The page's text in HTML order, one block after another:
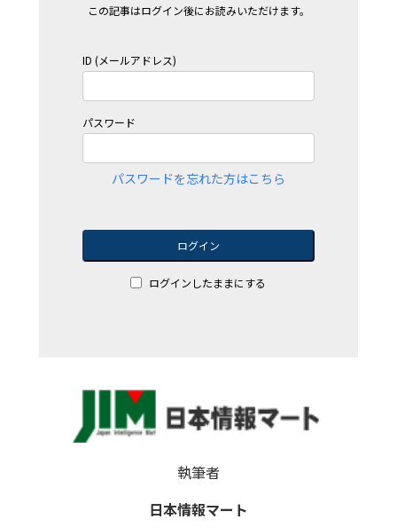
この記事はログイン後にお読みいただけます。
ID (メールアドレス)
パスワード
パスワードを忘れた方はこちら
ログイン
ログインしたままにする
執筆者
日本情報マート